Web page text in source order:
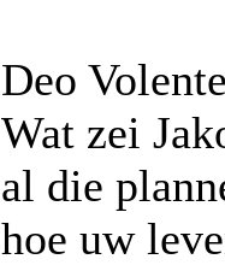
Deo Volente
Wat zei
al die
hoe uw